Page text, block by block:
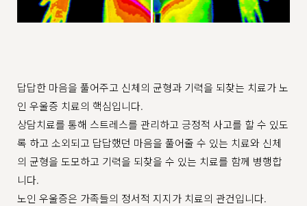
답답한 마음을 풀어주고 신체의 균형과 기력을 되찾는 치료가 노
인 우울증 치료의 핵심입니다.
상담치료를 통해 스트레스를 관리하고 긍정적 사고를 할 수 있도
록 하고 소외되고 답답했던 마음을 풀어줄 수 있는 치료와 신체
의 균형을 도모하고 기력을 되찾을 수 있는 치료를 함께 병행합
니다.
노인 우울증은 가족들의 정서적 지지가 치료의 관건입니다.